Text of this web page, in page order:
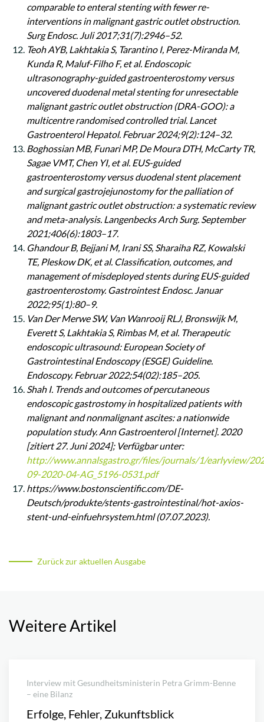
comparable to enteral stenting with fewer re-
interventions in malignant gastric outlet obstruction.
Surg Endosc. Juli 2017;31(7):2946–52.
Teoh AYB, Lakhtakia S, Tarantino I, Perez-Miranda M,
Kunda R, Maluf-Filho F, et al. Endoscopic
ultrasonography-guided gastroenterostomy versus
uncovered duodenal metal stenting for unresectable
malignant gastric outlet obstruction (DRA-GOO): a
multicentre randomised controlled trial. Lancet
Gastroenterol Hepatol. Februar 2024;9(2):124–32.
Boghossian MB, Funari MP, De Moura DTH, McCarty TR,
Sagae VMT, Chen YI, et al. EUS-guided
gastroenterostomy versus duodenal stent placement
and surgical gastrojejunostomy for the palliation of
malignant gastric outlet obstruction: a systematic review
and meta-analysis. Langenbecks Arch Surg. September
2021;406(6):1803–17.
Ghandour B, Bejjani M, Irani SS, Sharaiha RZ, Kowalski
TE, Pleskow DK, et al. Classification, outcomes, and
management of misdeployed stents during EUS-guided
gastroenterostomy. Gastrointest Endosc. Januar
2022;95(1):80–9.
Van Der Merwe SW, Van Wanrooij RLJ, Bronswijk M,
Everett S, Lakhtakia S, Rimbas M, et al. Therapeutic
endoscopic ultrasound: European Society of
Gastrointestinal Endoscopy (ESGE) Guideline.
Endoscopy. Februar 2022;54(02):185–205.
Shah I. Trends and outcomes of percutaneous
endoscopic gastrostomy in hospitalized patients with
malignant and nonmalignant ascites: a nationwide
population study. Ann Gastroenterol [Internet]. 2020
[zitiert 27. Juni 2024]; Verfügbar unter:
http://www.annalsgastro.gr/files/journals/1/earlyview/
09-2020-04-AG_5196-0531.pdf
https://www.bostonscientific.com/DE-
Deutsch/produkte/stents-gastrointestinal/hot-axios-
stent-und-einfuehrsystem.html (07.07.2023).
Zurück zur aktuellen Ausgabe
Weitere Artikel
Interview mit Gesundheitsministerin Petra Grimm-Benne
– eine Bilanz
Erfolge, Fehler, Zukunftsblick